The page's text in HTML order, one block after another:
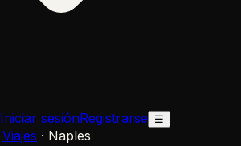
Iniciar sesiónRegistrarse ☰
Viajes · Naples